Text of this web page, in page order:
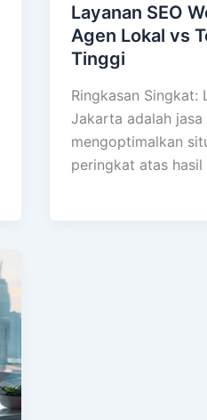
Layanan SEO
Agen Lokal vs
Tinggi
Ringkasan Singkat:
Jakarta adalah
mengoptimalkan
peringkat atas